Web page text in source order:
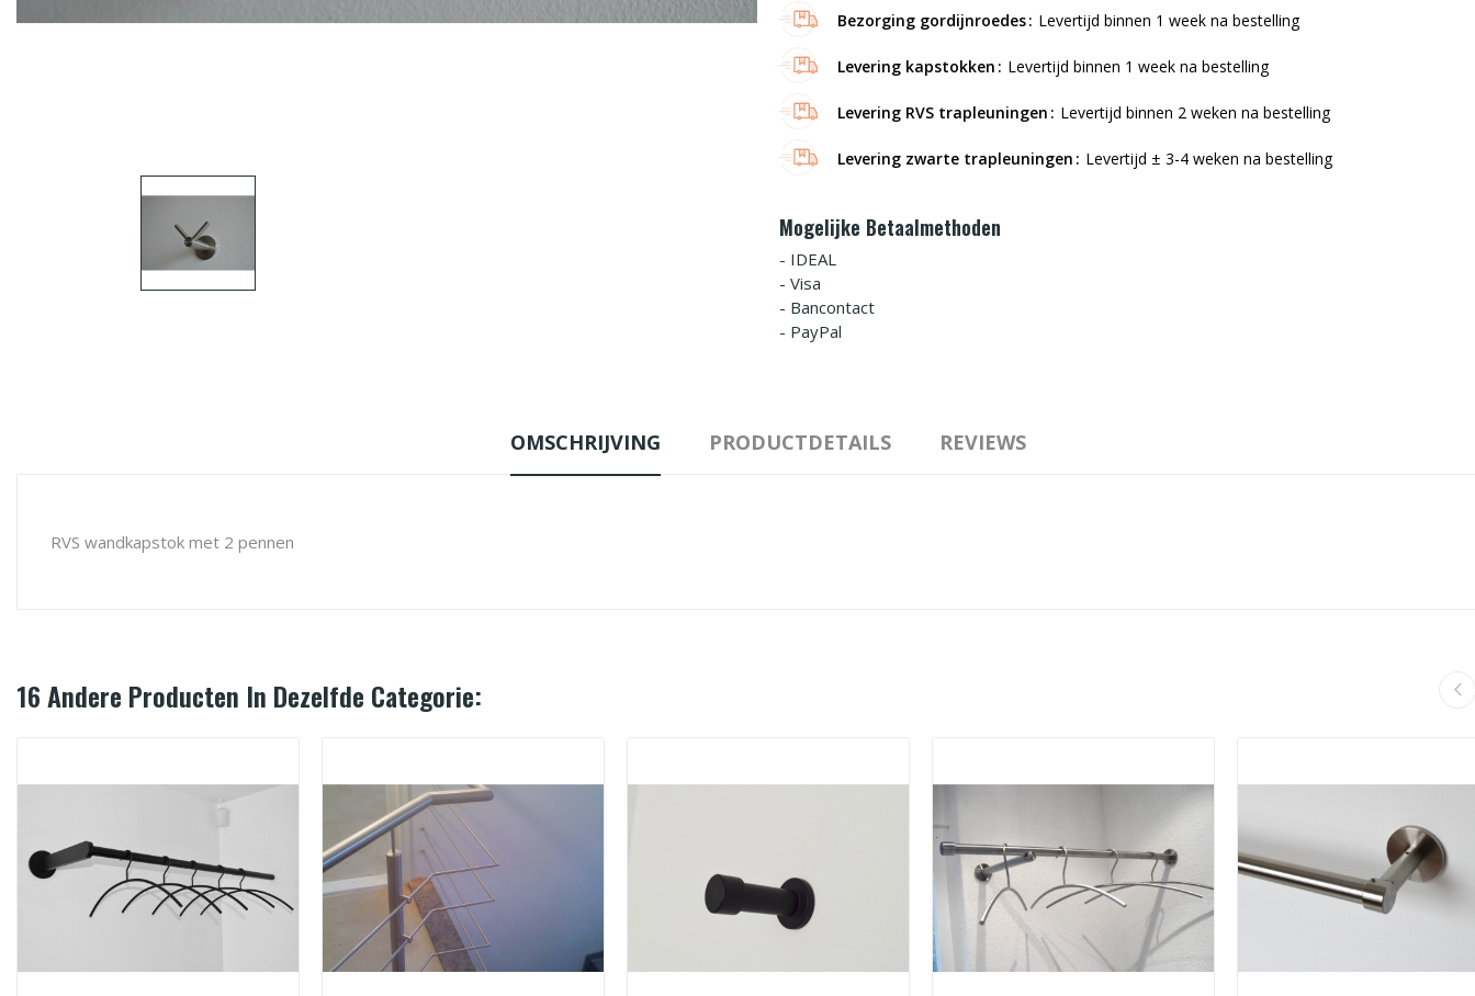
Bezorging gordijnroedes Levertijd binnen 1 week na bestelling
Levering kapstokken Levertijd binnen 1 week na bestelling
Levering RVS trapleuningen Levertijd binnen 2 weken na bestelling
Levering zwarte trapleuningen Levertijd ± 3-4 weken na bestelling
Mogelijke Betaalmethoden
- IDEAL
- Visa
- Bancontact
- PayPal
OMSCHRIJVING PRODUCTDETAILS REVIEWS
RVS wandkapstok met 2 pennen
16 Andere Producten In Dezelfde Categorie: